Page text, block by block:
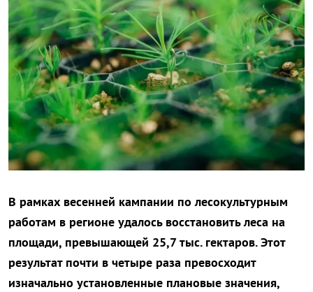
В рамках весенней кампании по лесокультурным
работам в регионе удалось восстановить леса на
площади, превышающей 25,7 тыс. гектаров. Этот
результат почти в четыре раза превосходит
изначально установленные плановые значения,